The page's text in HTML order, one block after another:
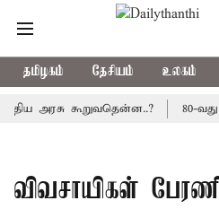
தமிழகம் தேசியம் உலகம்
அரசு கூறுவதென்ன..? 80-
விவசாயிகள்